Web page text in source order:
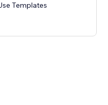
Templates